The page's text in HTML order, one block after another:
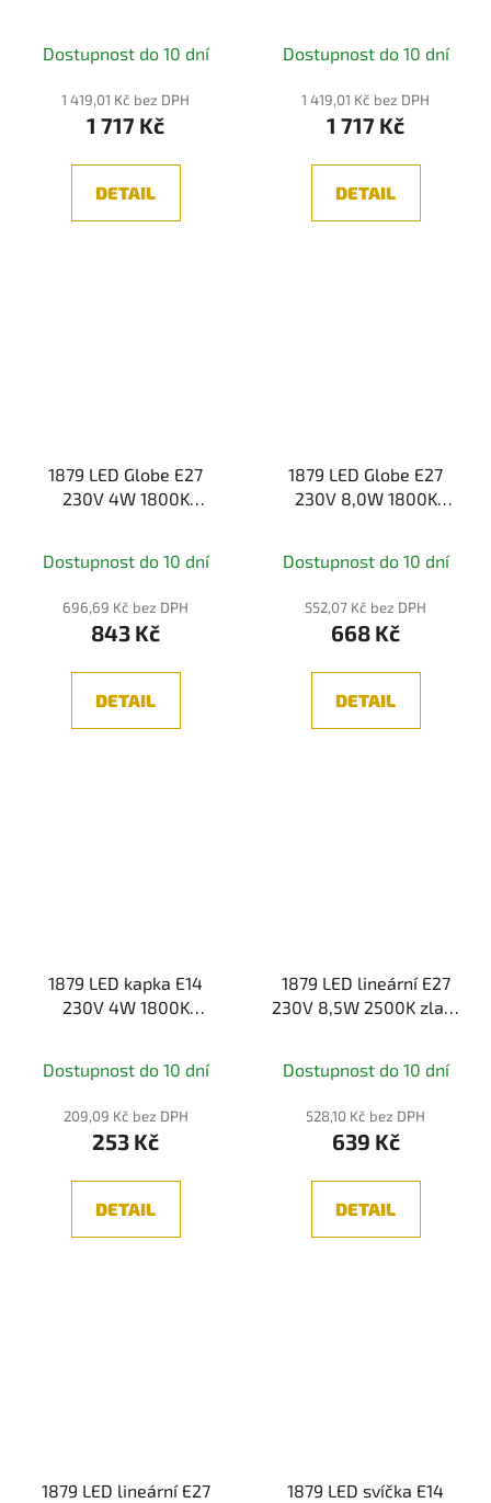
Dostupnost do 10 dní
1 419,01 Kč bez DPH
1 717 Kč
DETAIL
Dostupnost do 10 dní
1 419,01 Kč bez DPH
1 717 Kč
DETAIL
1879 LED Globe E27
230V 4W 1800K
Dostupnost do 10 dní
696,69 Kč bez DPH
843 Kč
DETAIL
1879 LED Globe E27
230V 8,0W 1800K
Dostupnost do 10 dní
552,07 Kč bez DPH
668 Kč
DETAIL
1879 LED kapka E14
230V 4W 1800K
Dostupnost do 10 dní
209,09 Kč bez DPH
253 Kč
DETAIL
1879 LED lineární E27
230V 8,5W 2500K zlatá
Dostupnost do 10 dní
528,10 Kč bez DPH
639 Kč
DETAIL
1879 LED lineární E27
1879 LED svíčka E14